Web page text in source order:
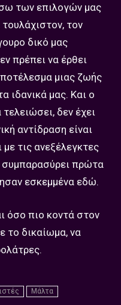
των επιλογών μας
τον
δικό μας
πρέπει να έρθει
μιας ζωής
ιδανικά μας. Και ο
δεν έχει
αντίδραση είναι
τις ανεξέλεγκτες
συμπαρασύρει πρώτα
εσκεμμένα εδώ.
όσο πιο κοντά στον
το δικαίωμα, να
Μάλτα